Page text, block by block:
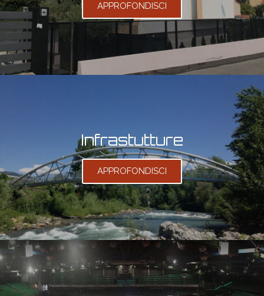
APPROFONDISCI
Infrastutture
APPROFONDISCI